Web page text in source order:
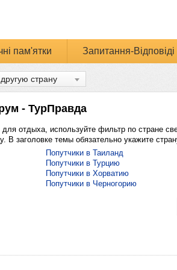
пам'ятки Запитання-Відповіді
- ТурПравда
отдыха, используйте фильтр по стране
заголовке темы обязательно укажите
Попутчики в Таиланд
Попутчики в Турцию
Попутчики в Хорватию
Попутчики в Черногорию